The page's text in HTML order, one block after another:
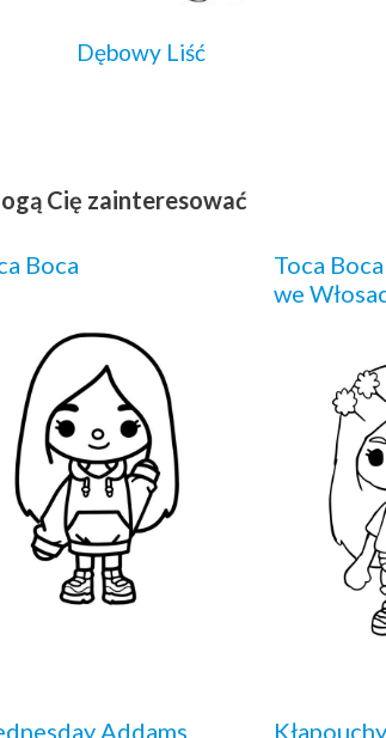
Dębowy Liść
Cię zainteresować
Boca
Toca
we
Addams Kłapouchy